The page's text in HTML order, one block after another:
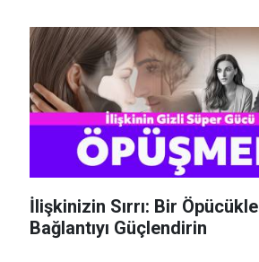
İlişkinizin Sırrı: Bir Öpücükle
Bağlantıyı Güçlendirin